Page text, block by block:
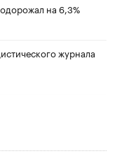
на 6,3%
журнала